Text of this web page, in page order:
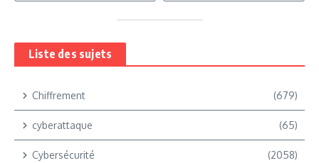
Liste des sujets
Chiffrement (679)
cyberattaque (65)
Cybersécurité (2058)